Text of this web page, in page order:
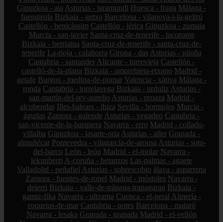
Gipuzkoa - aia Asturias - taramundi Huesca - fraga Málaga -
fuengirola Bizkaia - getxo Barcelona - vilanova-i-la-geltrú
Castellón - benicàssim Castellón - jérica Gipuzkoa - zumaia
Murcia - san-javier Santa-cruz-de-tenerife - tacoronte
Bizkaia - berriatua Santa-cruz-de-tenerife - santa-cruz-de-
tenerife La-rioja - calahorra Girona - das Asturias - piloña
Cantabria - santander Alicante - torrevieja Castellón -
castelló-de-la-plana Bizkaia - amorebieta-etxano Madrid -
getafe Burgos - medina-de-pomar Valencia - xàtiva Málaga -
ronda Cantabria - torrelavega Bizkaia - urduliz Asturias -
san-martín-del-rey-aurelio Asturias - proaza Madrid -
alcobendas Illes-balears - ibiza Sevilla - bormujos Murcia -
águilas Zamora - galende Asturias - vegadeo Cantabria -
san-vicente-de-la-barquera Navarra - erro Madrid - collado-
villalba Gipuzkoa - lasarte-oria Asturias - aller Granada -
almuñécar Pontevedra - vilagarcía-de-arousa Asturias - soto-
del-barco León - león Madrid - el-molar Navarra -
lekunberri A-coruña - betanzos Las-palmas - agaete
Valladolid - peñafiel Asturias - sobrescobio álava - asparrena
Zamora - fuentes-de-ropel Madrid - móstoles Navarra -
deierri Bizkaia - valle-de-trápaga-trapagaran Bizkaia -
gamiz-fika Navarra - ultzama Cuenca - el-peral Almería -
roquetas-de-mar Cantabria - potes Barcelona - mataró
Navarra - lesaka Granada - granada Madrid - el-vellón